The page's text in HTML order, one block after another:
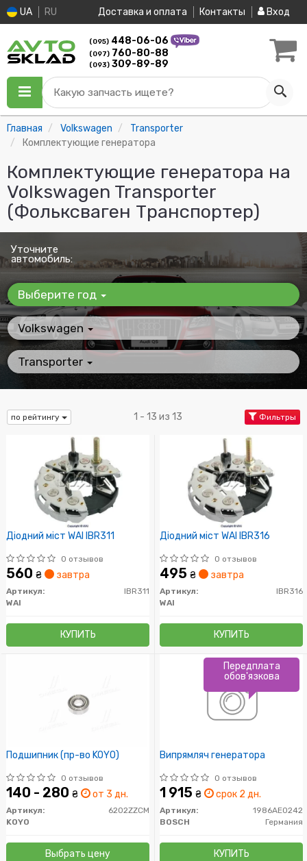
UA RU Доставка и оплата Контакты Вход
(095) 448-06-06
(097) 760-80-88
(093) 309-89-89
Какую запчасть ищете?
Главная Volkswagen
Transporter
Комплектующие генератора
Комплектующие генератора на
Volkswagen Transporter
(Фольксваген Транспортер)
Уточните
автомобиль:
Выберите год
Volkswagen
Transporter
по рейтингу 1 - 13 из 13 Фильтры
Діодний міст WAI IBR311
0 отзывов
560 ₴ завтра
Артикул:
IBR311
WAI
КУПИТЬ
Діодний міст WAI IBR316
0 отзывов
495 ₴ завтра
Артикул:
IBR316
WAI
КУПИТЬ
Подшипник (пр-во KOYO)
0 отзывов
140 - 280 ₴ от 3 дн.
Артикул:
6202ZZCM
KOYO
Выбрать цену
Випрямляч генератора
0 отзывов
1 915 ₴ срок 2 дн.
Артикул:
1986AE0242
BOSCH
Германия
КУПИТЬ
Передплата
обов'язкова